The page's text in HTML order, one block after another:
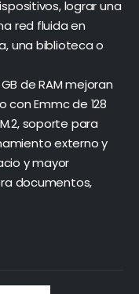
lograr una
red fluida en
una biblioteca o
GB de RAM mejoran
con Emmc de 128
soporte para
externo y
y mayor
documentos,